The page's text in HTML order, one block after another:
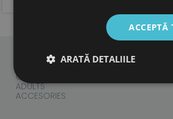
CHILDREN
ADULTS
ACCESORIES
ACCEPTĂ
ARATĂ DETALIILE